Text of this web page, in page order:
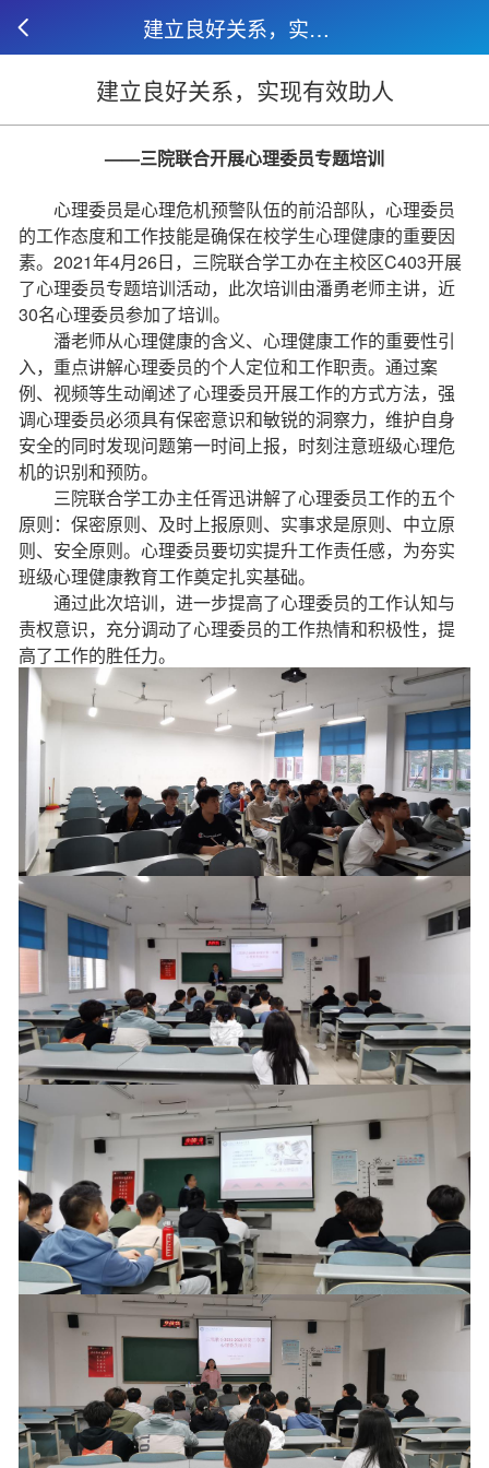
建立良好关系，实现有效助人
建立良好关系，实现有效助人
——三院联合开展心理委员专题培训
心理委员是心理危机预警队伍的前沿部队，心理委员
的工作态度和工作技能是确保在校学生心理健康的重要因
素。2021年4月26日，三院联合学工办在主校区C403开展
了心理委员专题培训活动，此次培训由潘勇老师主讲，近
30名心理委员参加了培训。
潘老师从心理健康的含义、心理健康工作的重要性引
入，重点讲解心理委员的个人定位和工作职责。通过案
例、视频等生动阐述了心理委员开展工作的方式方法，强
调心理委员必须具有保密意识和敏锐的洞察力，维护自身
安全的同时发现问题第一时间上报，时刻注意班级心理危
机的识别和预防。
三院联合学工办主任胥迅讲解了心理委员工作的五个
原则：保密原则、及时上报原则、实事求是原则、中立原
则、安全原则。心理委员要切实提升工作责任感，为夯实
班级心理健康教育工作奠定扎实基础。
通过此次培训，进一步提高了心理委员的工作认知与
责权意识，充分调动了心理委员的工作热情和积极性，提
高了工作的胜任力。